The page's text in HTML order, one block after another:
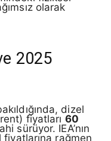
olarak
2025
dizel
fiyatları 60
sürüyor. IEA’nın
fiyatlarına rağmen